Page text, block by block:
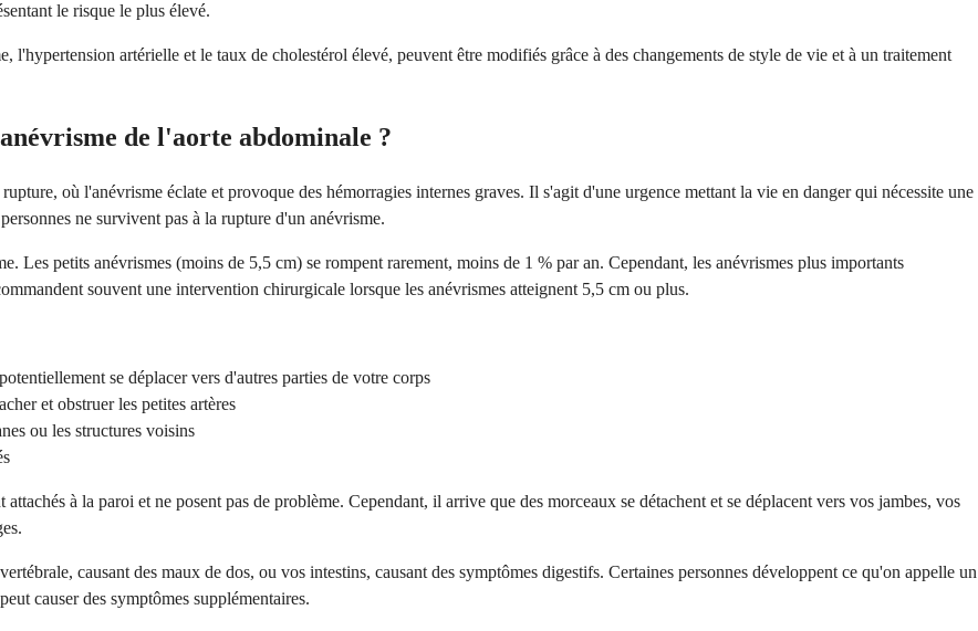
le risque le plus élevé.
l'hypertension artérielle et le taux de cholestérol élevé, peuvent être modifiés grâce à des changements de style de vie et à un traitement
de l'aorte abdominale ?
où l'anévrisme éclate et provoque des hémorragies internes graves. Il s'agit d'une urgence mettant la vie en danger qui nécessite une
ne survivent pas à la rupture d'un anévrisme.
Les petits anévrismes (moins de 5,5 cm) se rompent rarement, moins de 1 % par an. Cependant, les anévrismes plus importants
souvent une intervention chirurgicale lorsque les anévrismes atteignent 5,5 cm ou plus.
se déplacer vers d'autres parties de votre corps
et obstruer les petites artères
ou les structures voisins
à la paroi et ne posent pas de problème. Cependant, il arrive que des morceaux se détachent et se déplacent vers vos jambes, vos
causant des maux de dos, ou vos intestins, causant des symptômes digestifs. Certaines personnes développent ce qu'on appelle un
causer des symptômes supplémentaires.